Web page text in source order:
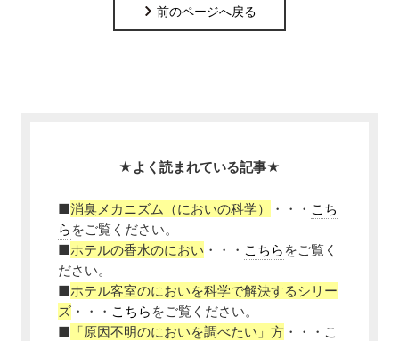
前のページへ戻る
★よく読まれている記事★
■消臭メカニズム（においの科学） ・・・ こち
ら をご覧ください。
■ホテルの香水のにおい ・・・ こちら をご覧く
ださい。
■ホテル客室のにおいを科学で解決するシリー
ズ ・・・ こちら をご覧ください。
■ 「原因不明のにおいを調べたい」方 ・・・ こ